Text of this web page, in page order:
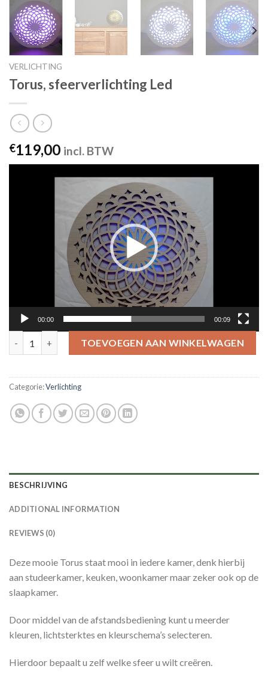
VERLICHTING
Torus, sfeerverlichting Led
€119,00 incl. BTW
00:00 00:09
TOEVOEGEN AAN WINKELWAGEN
Categorie:Verlichting
BESCHRIJVING
ADDITIONAL INFORMATION
REVIEWS (0)
Deze mooie Torus staat mooi in iedere kamer, denk hierbij
aan studeerkamer, keuken, woonkamer maar zeker ook op de
slaapkamer.
Door middel van de afstandsbediening kunt u meerder
kleuren, lichtsterktes en kleurschema’s selecteren.
Hierdoor bepaalt u zelf welke sfeer u wilt creëren.